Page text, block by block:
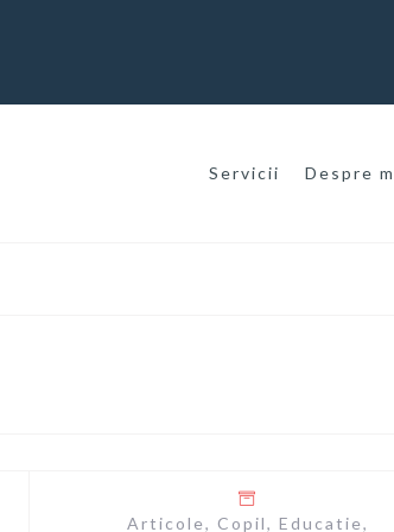
Servicii Despre
Articole, Copil, Educatie,